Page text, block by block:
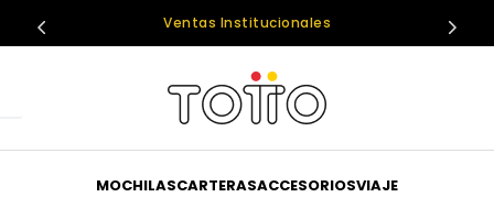
Ventas Institucionales
MOCHILASCARTERASACCESORIOSVIAJE